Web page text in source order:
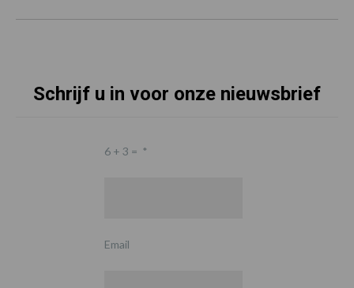
Schrijf u in voor onze nieuwsbrief
6 + 3 = *
Email